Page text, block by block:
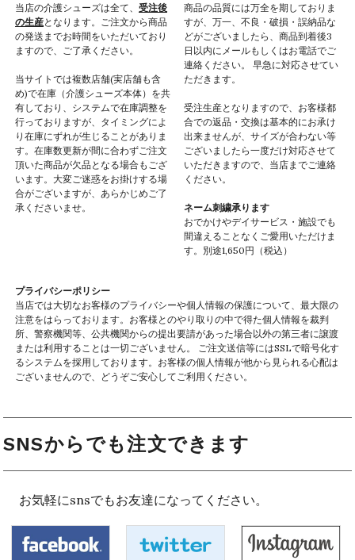
当店の介護シューズは全て、 受注後
の生産となります。ご注文から商品
の発送までお時間をいただいており
ますので、ご了承ください。
当サイトでは複数店舗(実店舗も含
め)で在庫（介護シューズ本体）を共
有しており、システムで在庫調整を
行っておりますが、タイミングによ
り在庫にずれが生じることがありま
す。在庫数更新が間に合わずご注文
頂いた商品が欠品となる場合もござ
います。大変ご迷惑をお掛けする場
合がございますが、あらかじめご了
承くださいませ。
商品の品質には万全を期しておりま
すが、万一、不良・破損・誤納品な
どがございましたら、商品到着後3
日以内にメールもしくはお電話でご
連絡ください。 早急に対応させてい
ただきます。
受注生産となりますので、お客様都
合での返品・交換は基本的にお承け
出来ませんが、サイズが合わない等
ございましたら一度だけ対応させて
いただきますので、当店までご連絡
ください。
ネーム刺繍承ります
おでかけやデイサービス・施設でも
間違えることなくご愛用いただけま
す。別途1,650円（税込）
プライバシーポリシー
当店では大切なお客様のプライバシーや個人情報の保護について、最大限の
注意をはらっております。お客様とのやり取りの中で得た個人情報を裁判
所、警察機関等、公共機関からの提出要請があった場合以外の第三者に譲渡
または利用することは一切ございません。 ご注文送信等にはSSLで暗号化す
るシステムを採用しております。お客様の個人情報が他から見られる心配は
ございませんので、どうぞご安心してご利用ください。
SNSからでも注文できます
お気軽にsnsでもお友達になってください。